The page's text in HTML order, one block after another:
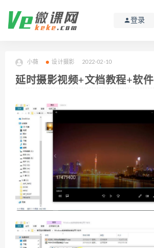
登录
小薇 设计摄影 2022-02-10
延时摄影视频+文档教程+软件